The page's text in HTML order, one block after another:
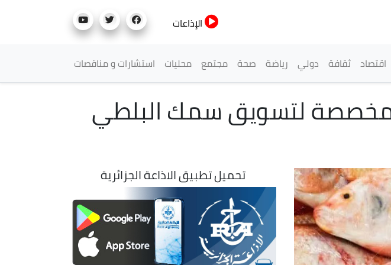
الإذاعات
اقتصاد ثقافة دولي رياضة صحة مجتمع محليات استشارات و مناقصات
مخصصة لتسويق سمك البلطي
تحميل تطبيق الاذاعة الجزائرية